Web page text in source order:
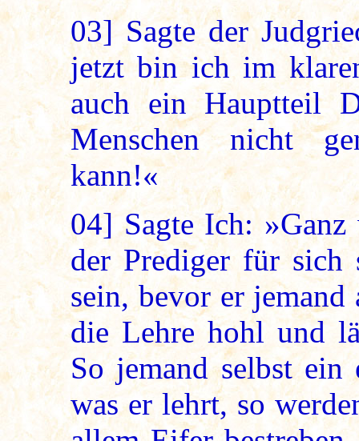
03]Sagte der
jetzt bin ich im
auch ein Hauptteil
Menschen nicht
kann!«
04] Sagte Ich:
der Prediger für sich
sein, bevor er jemand
die Lehre hohl und
So jemand selbst
was er lehrt, so